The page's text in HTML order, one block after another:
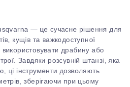
— це сучасне рішення для
кущів та важкодоступної
драбину або
Завдяки розсувній штанзі, яка
ці інструменти дозволяють
зберігаючи при цьому